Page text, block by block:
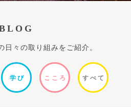
日々の取り組みをご紹介。
学 び ここ ろ すべて